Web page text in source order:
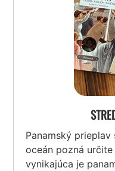
Panamský
oceán pozná
vynikajúca je